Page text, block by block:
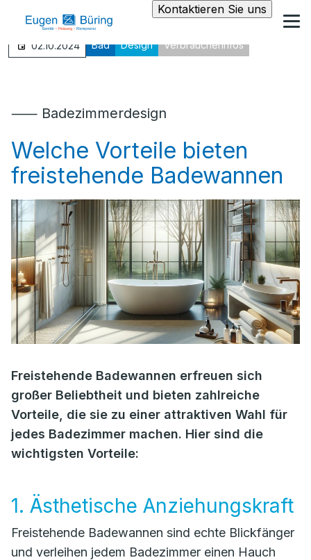
Kontaktieren Sie uns
02.10.2024 Bad Design Verbraucherinfos
⸺ Badezimmerdesign
Welche Vorteile bieten
freistehende Badewannen
Freistehende Badewannen erfreuen sich
großer Beliebtheit und bieten zahlreiche
Vorteile, die sie zu einer attraktiven Wahl für
jedes Badezimmer machen. Hier sind die
wichtigsten Vorteile:
1. Ästhetische Anziehungskraft
Freistehende Badewannen sind echte Blickfänger
und verleihen jedem Badezimmer einen Hauch